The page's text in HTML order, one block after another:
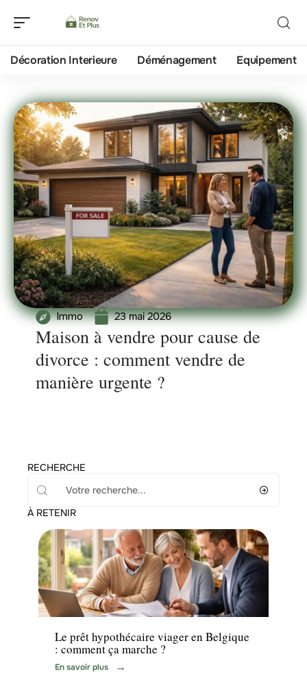
Décoration Interieure Déménagement Equipement
Immo 23 mai 2026
Maison à vendre pour cause de
divorce : comment vendre de
manière urgente ?
RECHERCHE
À RETENIR
Le prêt hypothécaire viager en Belgique
: comment ça marche ?
En savoir plus